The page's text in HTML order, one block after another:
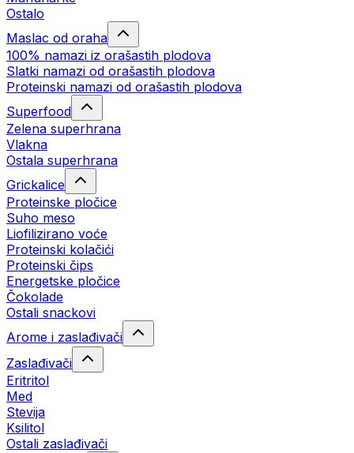
Ostalo
Maslac od oraha
100% namazi iz orašastih plodova
Slatki namazi od orašastih plodova
Proteinski namazi od orašastih plodova
Superfood
Zelena superhrana
Vlakna
Ostala superhrana
Grickalice
Proteinske pločice
Suho meso
Liofilizirano voće
Proteinski kolačići
Proteinski čips
Energetske pločice
Čokolade
Ostali snackovi
Arome i zaslađivači
Zaslađivači
Eritritol
Med
Stevija
Ksilitol
Ostali zaslađivači